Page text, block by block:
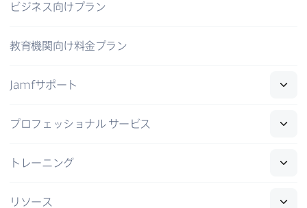
ビジネス向けプラン
教育機関向け料金プラン
Jamfサポート
プロフェッショナル サービス
トレーニング
リソース